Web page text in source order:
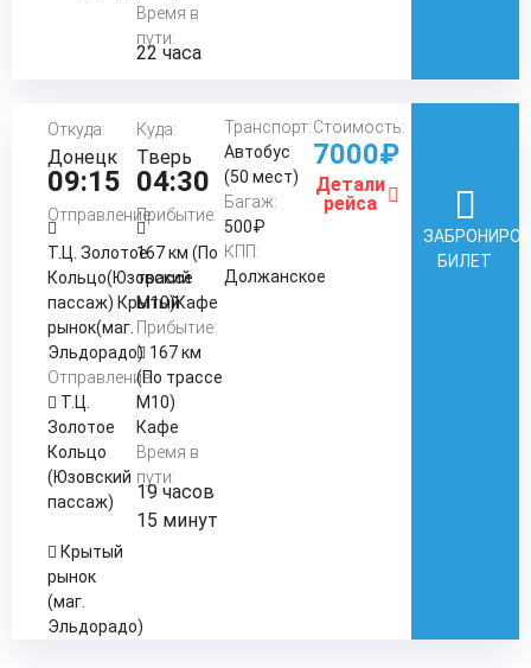
Время в
пути:
22 часа
Откуда:
Донецк
09:15
Отправление:
Т.Ц. Золотое
Кольцо(Юзовский
пассаж) Крытый
рынок(маг.
Эльдорадо)
Отправление:
Т.Ц.
Золотое
Кольцо
(Юзовский
пассаж)
Крытый
рынок
(маг.
Эльдорадо)
Куда:
Тверь
04:30
Прибытие:
167 км (По
трассе
М10)Кафе
Прибытие:
167 км
(По трассе
М10)
Кафе
Время в
пути:
19 часов
15 минут
Транспорт:
Автобус
(50 мест)
Багаж:
500₽
КПП:
Должанское
Стоимость:
7000₽
Детали
рейса
БИЛЕТ